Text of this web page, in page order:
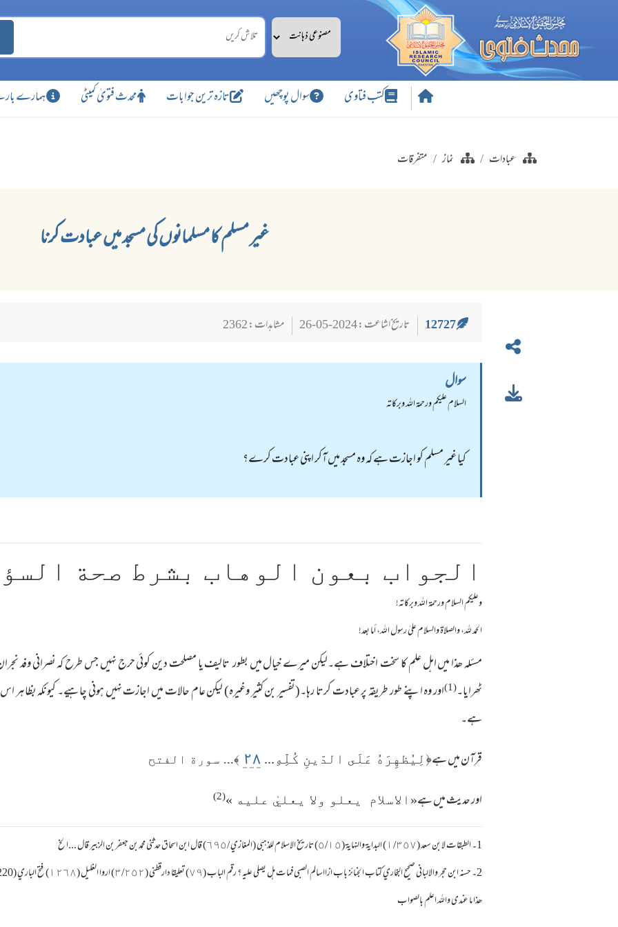
کتب فتاوی سوال پوچھیں تازہ ترین جوابات محدث فتویٰ کمیٹی ہمارے
عبادات نماز متفرقات
غیر مسلم کا مسلمانوں کی مسجد میں عبادت کرنا
12727 تاریخ اشاعت : 2024-05-26 مشاہدات : 2362
سوال
السلام عليكم ورحمة الله وبركاته
کیا غیر مسلم کو اجازت ہے کہ وہ مسجد میں آکر اپنی عبادت کرے؟
الجواب بعون الوهاب بشرط صحة
وعلیکم السلام ورحمة اللہ وبرکاته!
الحمد لله، والصلاة والسلام علىٰ رسول الله، أما بعد!
مسئلہ ھذا میں اہل علم کا سخت اختلاف ہے۔لیکن میرے خیال میں بطور تالیف یا مصلحت دین کوئی حرج نہیں جس طرح کہ نصرانی وفد
ٹھرایا۔(1) اور وہ اپنے طور طریقہ پر عبادت کرتا رہا۔(تفسیر بن کثیر وغیرہ) لیکن عام حالات میں اجازت نہیں ہونی چاہیے۔ کیونکہ
ہے۔
قرآن میں ہے﴿لِيُظهِرَ‌هُ عَلَى الدّينِ كُلِّهِ... ٢٨ ﴾... سورة الفتح
اور حدیث میں ہے«الاسلام يعلو ولا يعليٰ عليه »(2)
1۔ الطبقات لا بن سعد (١/٣٥٧) البداية والنهاية (٥/١٥) تاريخ الاسلام للذهبي (المغازي /٦٩٥) قال ابن اسحاق حدثني محمد بن جعفر بن الزبير قال ...الخ
2۔ حسنه ابن حجر والالباني صحيح البخاري كتاب الجنائز باب ازااسالم الصبي فمات هل يصلي عليه ؟ رقم الباب (٧٩) تعليقا دارقطني (٣/٢٥٢) اروا الغليل (١٢٦٨) فتح الباري (٣/220) عن ابن عباس
ھذا ما عندی واللہ اعلم بالصواب